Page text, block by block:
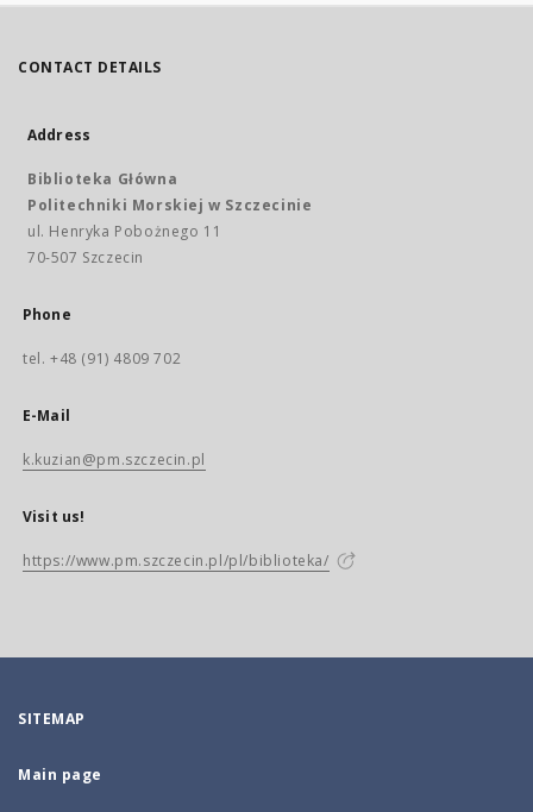
CONTACT DETAILS
Address
Biblioteka Główna
Politechniki Morskiej w Szczecinie
ul. Henryka Pobożnego 11
70-507 Szczecin
Phone
tel. +48 (91) 4809 702
E-Mail
k.kuzian@pm.szczecin.pl
Visit us!
https://www.pm.szczecin.pl/pl/biblioteka/
SITEMAP
Main page